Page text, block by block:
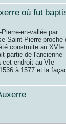
où fut
en-vallée par
Saint-Pierre proche
construite au XVIe
partie de l'ancienne
cet endroit au VIe
à 1577 et la